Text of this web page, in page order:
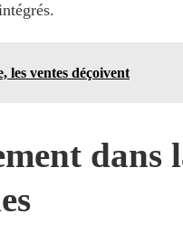
les ventes déçoivent
dans